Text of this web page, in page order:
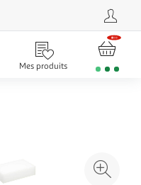
Mes produits